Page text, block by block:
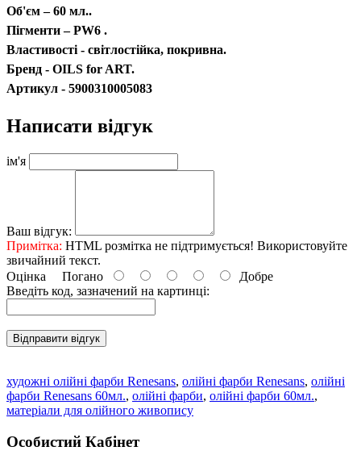
Об'єм – 60 мл..
Пігменти – PW6 .
Властивості - світлостійка, покривна.
Бренд - OILS for ART.
Артикул - 5900310005083
Написати відгук
ім'я
Ваш відгук:
Примітка: HTML розмітка не підтримується! Використовуйте
звичайний текст.
Оцінка Погано
Добре
Введіть код, зазначений на картинці:
Відправити відгук
художні олійні фарби Renesans, олійні фарби Renesans, олійні
фарби Renesans 60мл., олійні фарби, олійні фарби 60мл.,
матеріали для олійного живопису
Особистий Кабінет